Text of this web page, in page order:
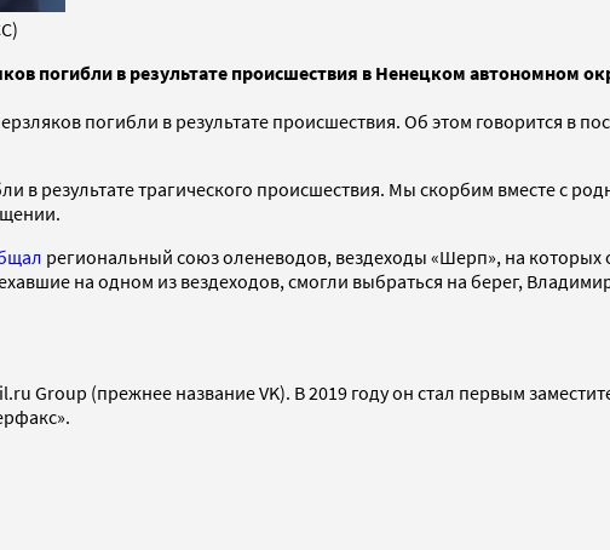
погибли в результате происшествия в Ненецком автономном
погибли в результате происшествия. Об этом говорится в
в результате трагического происшествия. Мы скорбим вместе с
региональный союз оленеводов, вездеходы «Шерп», на
на одном из вездеходов, смогли выбраться на берег,
Group (прежнее название VK). В 2019 году он стал первым